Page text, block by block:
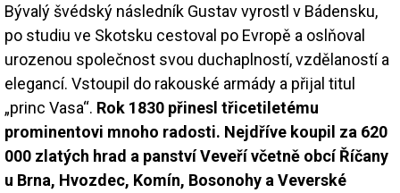
Bývalý švédský následník Gustav vyrostl v Bádensku,
po studiu ve Skotsku cestoval po Evropě a oslňoval
urozenou společnost svou duchaplností, vzdělaností a
elegancí. Vstoupil do rakouské armády a přijal titul
„princ Vasa“. Rok 1830 přinesl třicetiletému
prominentovi mnoho radosti. Nejdříve koupil za 620
000 zlatých hrad a panství Veveří včetně obcí Říčany
u Brna, Hvozdec, Komín, Bosonohy a Veverské